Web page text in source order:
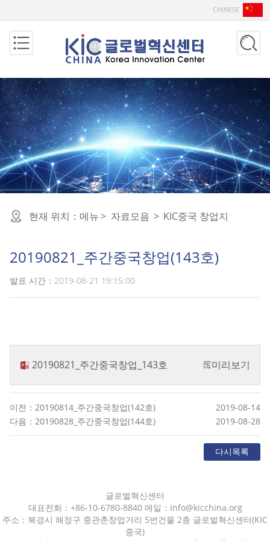
CHINESE
현재 위치： 메뉴> 자료모음 > KIC중국 창업지
20190821_주간중국창업(143호)
발표 시간： 2019-08-21 19:15:00
20190821_주간중국창업_143호 미리보기
이전：20190814_주간중국창업(142호)
2019-08-14
다음：20190828_주간중국창업(144호)
2019-08-28
다시목록
글로벌혁신센터
대표전화：+86-10-6780-8840 메일：info@kicchina.org
주소：북경시 해정구 중관촌창업거리 5번건물 2층 글로벌혁신센터(KIC
중국)